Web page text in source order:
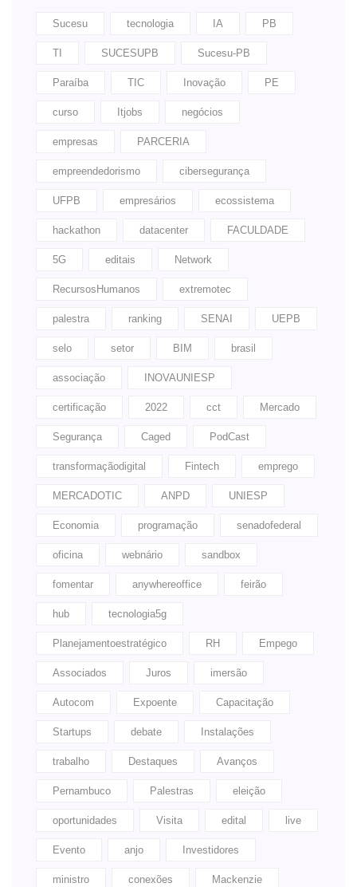
Sucesu tecnologia IA PB
TI SUCESUPB Sucesu-PB
Paraíba TIC Inovação PE
curso Itjobs negócios
empresas PARCERIA
empreendedorismo cibersegurança
UFPB empresários ecossistema
hackathon datacenter FACULDADE
5G editais Network
RecursosHumanos extremotec
palestra ranking SENAI UEPB
selo setor BIM brasil
associação INOVAUNIESP
certificação 2022 cct Mercado
Segurança Caged PodCast
transformaçãodigital Fintech emprego
MERCADOTIC ANPD UNIESP
Economia programação senadofederal
oficina webnário sandbox
fomentar anywhereoffice feirão
hub tecnologia5g
Planejamentoestratégico RH Empego
Associados Juros imersão
Autocom Expoente Capacitação
Startups debate Instalações
trabalho Destaques Avanços
Pernambuco Palestras eleição
oportunidades Visita edital live
Evento anjo Investidores
ministro conexões Mackenzie